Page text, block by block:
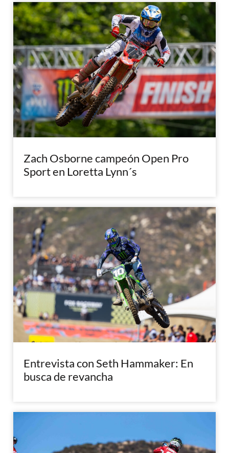
Zach Osborne campeón Open Pro
Sport en Loretta Lynn´s
Entrevista con Seth Hammaker: En
busca de revancha